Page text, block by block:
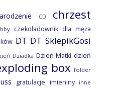
CD chrzest
czekoladownik dla męża
DT DT SklepikGosi
Dziadka Dzień Matki dzień
box folder
gratulacje imieniny inne